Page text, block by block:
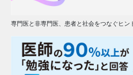
専門医と非専門医、患者と社会をつなぐヒン